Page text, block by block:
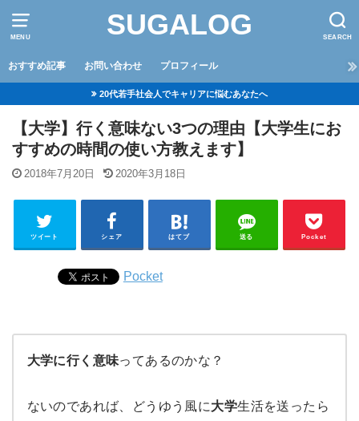
MENU SEARCH
SUGALOG
おすすめ記事 お問い合わせ プロフィール
20代若手社会人でキャリアに悩むあなたへ
【大学】行く意味ない3つの理由【大学生にお
すすめの時間の使い方教えます】
2018年7月20日 2020年3月18日
ツイート シェア はてブ 送る Pocket
Pocket
大学に行く意味ってあるのかな？
ないのであれば、どうゆう風に大学生活を送ったら